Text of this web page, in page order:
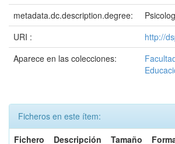
metadata.dc.description.degree:
URI :
http://
Aparece en las colecciones:
Ficheros en este ítem:
Fichero
Descripción Tamaño